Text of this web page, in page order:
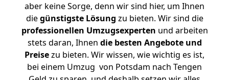
aber keine Sorge, denn wir sind hier, um Ihnen
diegünstigste Lösung zu bieten. Wir sind die
professionellen Umzugsexperten und arbeiten
stets daran, Ihnen die besten Angebote und
Preisezu bieten. Wir wissen, wie wichtig es ist,
bei einem Umzug von Potsdam nach Tengen